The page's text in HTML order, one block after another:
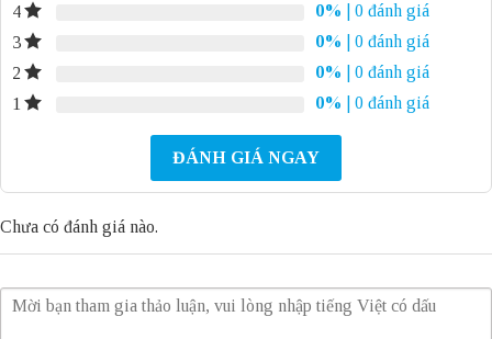
4
0%
| 0 đánh giá
3
0%
| 0 đánh giá
2
0%
| 0 đánh giá
1
0% | 0 đánh giá
ĐÁNH GIÁ NGAY
Chưa có đánh giá nào.